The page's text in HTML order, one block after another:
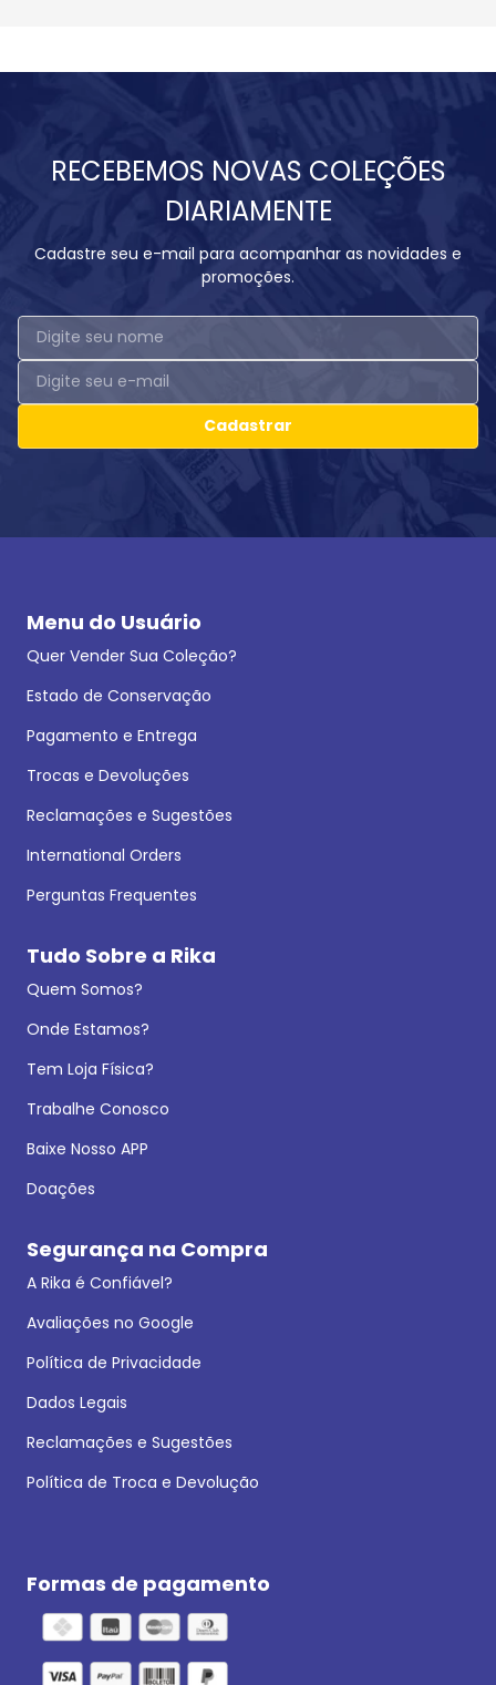
RECEBEMOS NOVAS COLEÇÕES
DIARIAMENTE
Cadastre seu e-mail para acompanhar as novidades e
promoções.
Cadastrar
Menu do Usuário
Quer Vender Sua Coleção?
Estado de Conservação
Pagamento e Entrega
Trocas e Devoluções
Reclamações e Sugestões
International Orders
Perguntas Frequentes
Tudo Sobre a Rika
Quem Somos?
Onde Estamos?
Tem Loja Física?
Trabalhe Conosco
Baixe Nosso APP
Doações
Segurança na Compra
A Rika é Confiável?
Avaliações no Google
Política de Privacidade
Dados Legais
Reclamações e Sugestões
Política de Troca e Devolução
Formas de pagamento